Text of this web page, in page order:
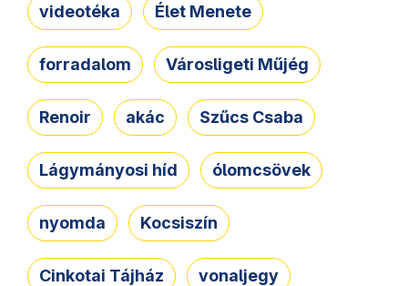
videotéka Élet Menete
forradalom Városligeti Műjég
Renoir akác Szűcs Csaba
Lágymányosi híd ólomcsövek
nyomda Kocsiszín
Cinkotai Tájház vonaljegy